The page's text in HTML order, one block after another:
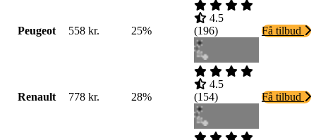
Peugeot 558 kr. 25%
4.5
(196) Få tilbud
Renault 778 kr. 28%
4.5
(154) Få tilbud